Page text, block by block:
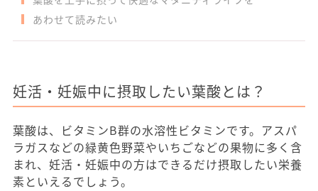
あわせて読みたい
妊活・妊娠中に摂取したい葉酸とは？
葉酸は、ビタミンB群の水溶性ビタミンです。アスパ
ラガスなどの緑黄色野菜やいちごなどの果物に多く含
まれ、妊活・妊娠中の方はできるだけ摂取したい栄養
素といえるでしょう。